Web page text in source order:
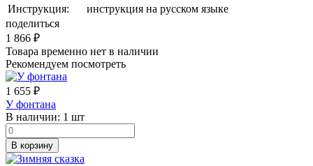
Инструкция:
инструкция на русском языке
поделиться
1 866 ₽
Товара временно нет в наличии
Рекомендуем посмотреть
1 655 ₽
У фонтана
В наличии: 1 шт
В корзину